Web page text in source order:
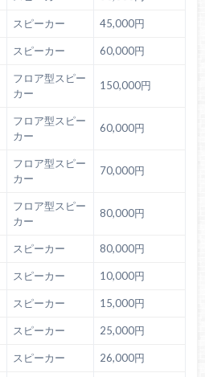
スピーカー 45,000円
スピーカー 60,000円
フロア型スピー
カー
150,000円
フロア型スピー
カー
60,000円
フロア型スピー
カー
70,000円
フロア型スピー
カー
80,000円
スピーカー 80,000円
スピーカー 10,000円
スピーカー 15,000円
スピーカー 25,000円
スピーカー 26,000円